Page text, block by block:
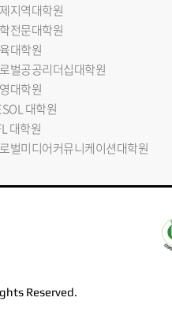
지역대학원
전문대학원
대학원
벌공공리더십대학원
대학원
대학원
대학원
벌미디어커뮤니케이션대학원
Reserved.